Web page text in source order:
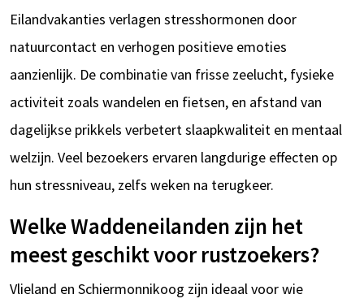
Eilandvakanties verlagen stresshormonen door
natuurcontact en verhogen positieve emoties
aanzienlijk. De combinatie van frisse zeelucht, fysieke
activiteit zoals wandelen en fietsen, en afstand van
dagelijkse prikkels verbetert slaapkwaliteit en mentaal
welzijn. Veel bezoekers ervaren langdurige effecten op
hun stressniveau, zelfs weken na terugkeer.
Welke Waddeneilanden zijn het
meest geschikt voor rustzoekers?
Vlieland en Schiermonnikoog zijn ideaal voor wie